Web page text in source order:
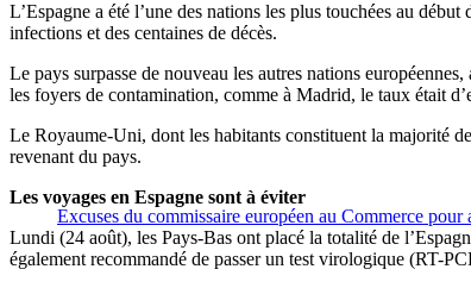
L’Espagne a été l’une des nations les plus touchées au
infections et des centaines de décès.
Le pays surpasse de nouveau les autres nations
les foyers de contamination, comme à Madrid, le taux était
Le Royaume-Uni, dont les habitants constituent la majorité
revenant du pays.
Excuses du commissaire européen au Commerce
Les voyages en Espagne sont à éviter
Lundi (24 août), les Pays-Bas ont placé la totalité de
également recommandé de passer un test virologique (RT-